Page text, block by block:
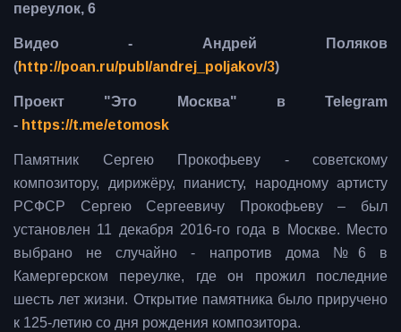
переулок, 6
Видео - Андрей Поляков
(http://poan.ru/publ/andrej_poljakov/3)
Проект "Это Москва" в Telegram
- https://t.me/etomosk
Памятник Сергею Прокофьеву - советскому
композитору, дирижёру, пианисту, народному артисту
РСФСР Сергею Сергеевичу Прокофьеву – был
установлен 11 декабря 2016-го года в Москве. Место
выбрано не случайно - напротив дома №6 в
Камергерском переулке, где он прожил последние
шесть лет жизни. Открытие памятника было приручено
к 125-летию со дня рождения композитора.